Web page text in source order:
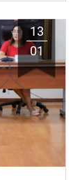
13
01